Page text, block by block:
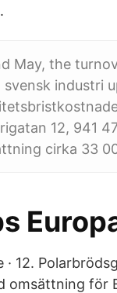
May, the
industri
12, 941
cirka 33
· 12.
omsättning för